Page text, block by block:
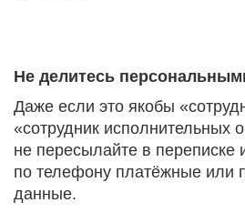
Не делитесь
Даже если это якобы
«сотрудник исполнительных
не пересылайте в переписке
по телефону платёжные или
данные.